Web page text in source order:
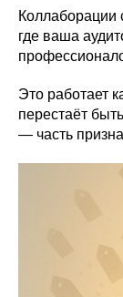
Коллаборации
где ваша
Это работает
перестаёт
— часть